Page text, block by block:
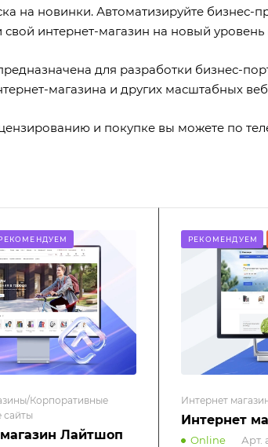
на новинки. Автоматизируйте бизнес-
свой интернет-магазин на новый
для разработки бизнес-
магазина и других масштабных
и покупке вы можете по
Корпоративные
сайты
Лайтшоп
РЕКОМЕНДУЕМ
Интернет
Интернет
Online Арт.